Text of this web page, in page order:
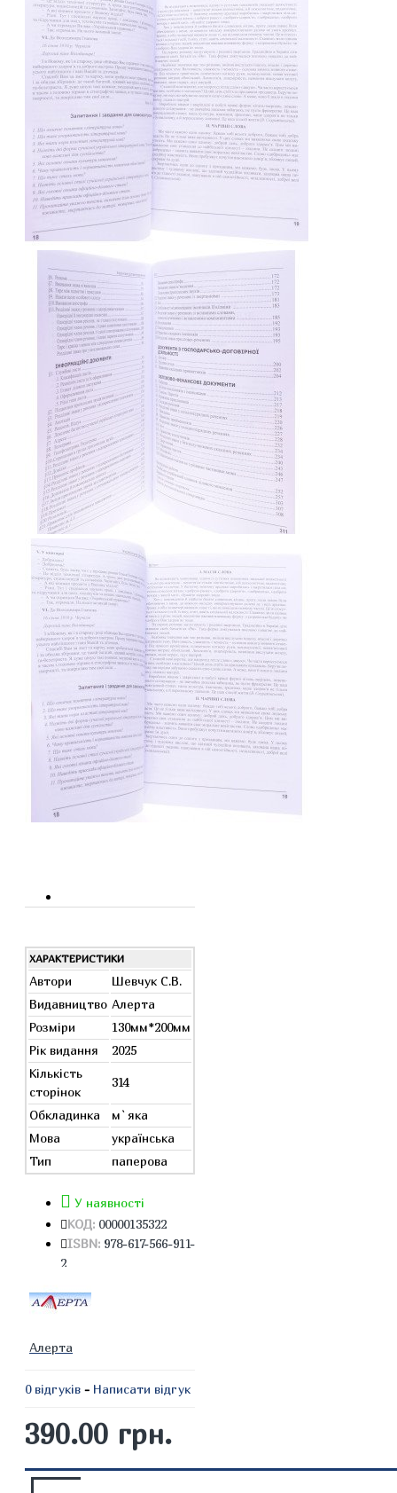
ХАРАКТЕРИСТИКИ
Автори
Шевчук С.В.
Видавництво Алерта
Розміри
130мм*200мм
Рік видання
2025
Кількість
сторінок
314
Обкладинка
м`яка
Мова
українська
Тип
паперова
У наявності
КОД: 00000135322
ISBN: 978-617-566-911-
2
Алерта
0 відгуків - Написати відгук
390.00 грн.